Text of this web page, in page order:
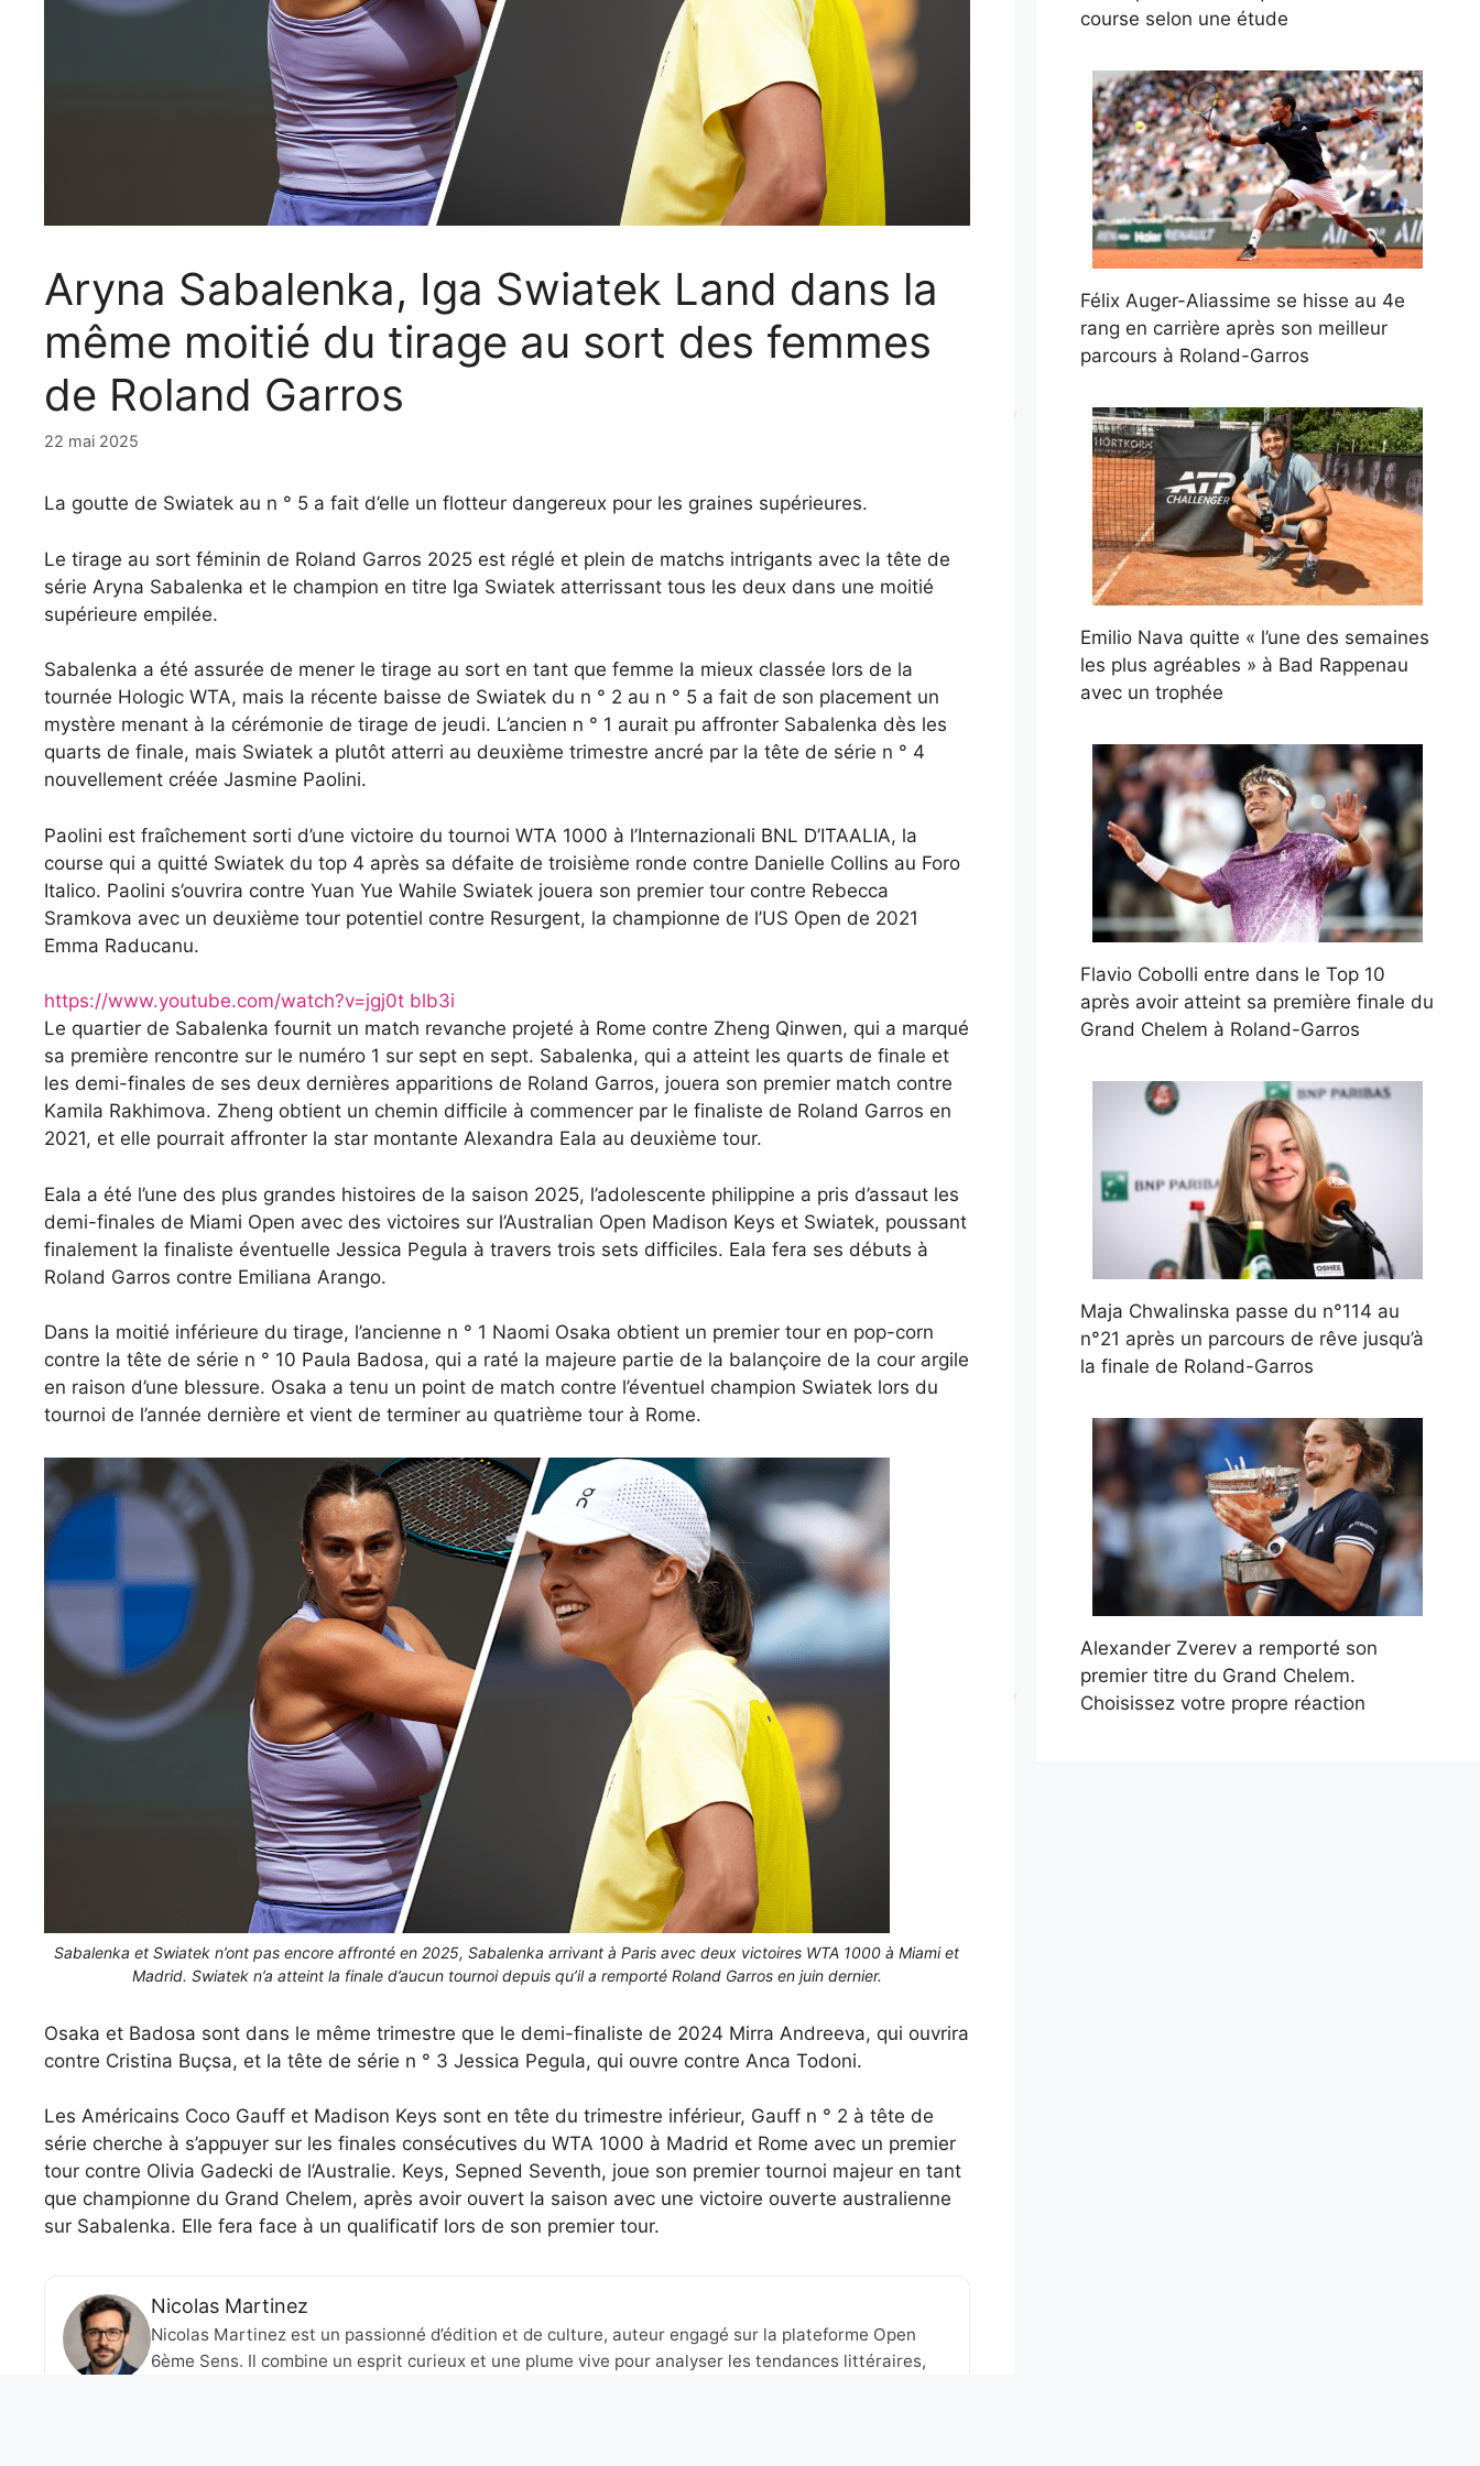
Aryna Sabalenka, Iga Swiatek Land dans la
même moitié du tirage au sort des femmes
de Roland Garros
22 mai 2025
La goutte de Swiatek au n ° 5 a fait d’elle un flotteur dangereux pour les graines supérieures.
Le tirage au sort féminin de Roland Garros 2025 est réglé et plein de matchs intrigants avec la tête de
série Aryna Sabalenka et le champion en titre Iga Swiatek atterrissant tous les deux dans une moitié
supérieure empilée.
Sabalenka a été assurée de mener le tirage au sort en tant que femme la mieux classée lors de la
tournée Hologic WTA, mais la récente baisse de Swiatek du n ° 2 au n ° 5 a fait de son placement un
mystère menant à la cérémonie de tirage de jeudi. L’ancien n ° 1 aurait pu affronter Sabalenka dès les
quarts de finale, mais Swiatek a plutôt atterri au deuxième trimestre ancré par la tête de série n ° 4
nouvellement créée Jasmine Paolini.
Paolini est fraîchement sorti d’une victoire du tournoi WTA 1000 à l’Internazionali BNL D’ITAALIA, la
course qui a quitté Swiatek du top 4 après sa défaite de troisième ronde contre Danielle Collins au Foro
Italico. Paolini s’ouvrira contre Yuan Yue Wahile Swiatek jouera son premier tour contre Rebecca
Sramkova avec un deuxième tour potentiel contre Resurgent, la championne de l’US Open de 2021
Emma Raducanu.
https://www.youtube.com/watch?v=jgj0t blb3i
Le quartier de Sabalenka fournit un match revanche projeté à Rome contre Zheng Qinwen, qui a marqué
sa première rencontre sur le numéro 1 sur sept en sept. Sabalenka, qui a atteint les quarts de finale et
les demi-finales de ses deux dernières apparitions de Roland Garros, jouera son premier match contre
Kamila Rakhimova. Zheng obtient un chemin difficile à commencer par le finaliste de Roland Garros en
2021, et elle pourrait affronter la star montante Alexandra Eala au deuxième tour.
Eala a été l’une des plus grandes histoires de la saison 2025, l’adolescente philippine a pris d’assaut les
demi-finales de Miami Open avec des victoires sur l’Australian Open Madison Keys et Swiatek, poussant
finalement la finaliste éventuelle Jessica Pegula à travers trois sets difficiles. Eala fera ses débuts à
Roland Garros contre Emiliana Arango.
Dans la moitié inférieure du tirage, l’ancienne n ° 1 Naomi Osaka obtient un premier tour en pop-corn
contre la tête de série n ° 10 Paula Badosa, qui a raté la majeure partie de la balançoire de la cour argile
en raison d’une blessure. Osaka a tenu un point de match contre l’éventuel champion Swiatek lors du
tournoi de l’année dernière et vient de terminer au quatrième tour à Rome.
Sabalenka et Swiatek n’ont pas encore affronté en 2025, Sabalenka arrivant à Paris avec deux victoires WTA 1000 à Miami et
Madrid. Swiatek n’a atteint la finale d’aucun tournoi depuis qu’il a remporté Roland Garros en juin dernier.
Osaka et Badosa sont dans le même trimestre que le demi-finaliste de 2024 Mirra Andreeva, qui ouvrira
contre Cristina Buçsa, et la tête de série n ° 3 Jessica Pegula, qui ouvre contre Anca Todoni.
Les Américains Coco Gauff et Madison Keys sont en tête du trimestre inférieur, Gauff n ° 2 à tête de
série cherche à s’appuyer sur les finales consécutives du WTA 1000 à Madrid et Rome avec un premier
tour contre Olivia Gadecki de l’Australie. Keys, Sepned Seventh, joue son premier tournoi majeur en tant
que championne du Grand Chelem, après avoir ouvert la saison avec une victoire ouverte australienne
sur Sabalenka. Elle fera face à un qualificatif lors de son premier tour.
Nicolas Martinez
Nicolas Martinez est un passionné d’édition et de culture, auteur engagé sur la plateforme Open
6ème Sens. Il combine un esprit curieux et une plume vive pour analyser les tendances littéraires,
course selon une étude
Félix Auger-Aliassime se hisse au 4e
rang en carrière après son meilleur
parcours à Roland-Garros
Emilio Nava quitte « l’une des semaines
les plus agréables » à Bad Rappenau
avec un trophée
Flavio Cobolli entre dans le Top 10
après avoir atteint sa première finale du
Grand Chelem à Roland-Garros
Maja Chwalinska passe du n°114 au
n°21 après un parcours de rêve jusqu’à
la finale de Roland-Garros
Alexander Zverev a remporté son
premier titre du Grand Chelem.
Choisissez votre propre réaction